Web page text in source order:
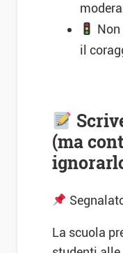
Non
il
(ma
La scuola